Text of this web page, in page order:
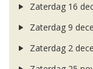
Zaterdag 16
Zaterdag 9
Zaterdag 2